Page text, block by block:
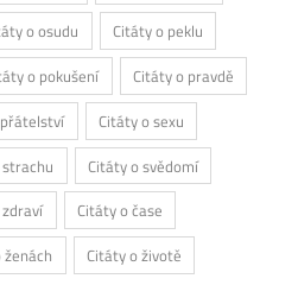
o osudu
Citáty o peklu
o pokušení
Citáty o pravdě
Citáty o sexu
Citáty o svědomí
Citáty o čase
Citáty o životě